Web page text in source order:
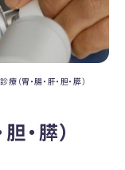
療（胃・腸・肝・胆・膵）
・膵）